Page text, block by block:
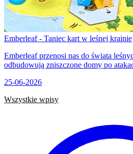
Emberleaf - Taniec kart w leśnej krainie
Emberleaf przenosi nas do świata
odbudowują zniszczone domy po
25-06-2026
Wszystkie wpisy